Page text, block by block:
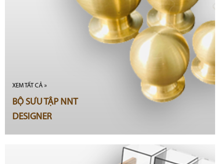
XEM TẤT CẢ »
BỘ SƯU TẬP NNT
DESIGNER